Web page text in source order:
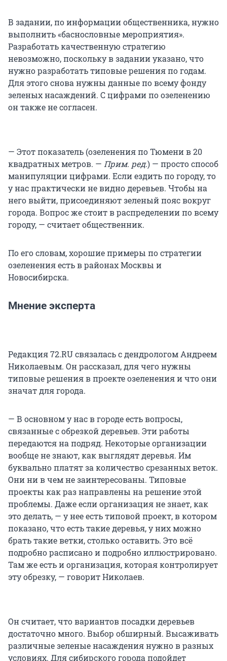
В задании, по информации общественника, нужно
выполнить «баснословные мероприятия».
Разработать качественную стратегию
невозможно, поскольку в задании указано, что
нужно разработать типовые решения по годам.
Для этого снова нужны данные по всему фонду
зеленых насаждений. С цифрами по озеленению
он также не согласен.
— Этот показатель (озеленения по Тюмени в 20
квадратных метров. — Прим. ред.) — просто способ
манипуляции цифрами. Если ездить по городу, то
у нас практически не видно деревьев. Чтобы на
него выйти, присоединяют зеленый пояс вокруг
города. Вопрос же стоит в распределении по всему
городу, — считает общественник.
По его словам, хорошие примеры по стратегии
озеленения есть в районах Москвы и
Новосибирска.
Мнение эксперта
Редакция 72.RU связалась с дендрологом Андреем
Николаевым. Он рассказал, для чего нужны
типовые решения в проекте озеленения и что они
значат для города.
— В основном у нас в городе есть вопросы,
связанные с обрезкой деревьев. Эти работы
передаются на подряд. Некоторые организации
вообще не знают, как выглядят деревья. Им
буквально платят за количество срезанных веток.
Они ни в чем не заинтересованы. Типовые
проекты как раз направлены на решение этой
проблемы. Даже если организация не знает, как
это делать, — у нее есть типовой проект, в котором
показано, что есть такие деревья, у них можно
брать такие ветки, столько оставить. Это всё
подробно расписано и подробно иллюстрировано.
Там же есть и организация, которая контролирует
эту обрезку, — говорит Николаев.
Он считает, что вариантов посадки деревьев
достаточно много. Выбор обширный. Высаживать
различные зеленые насаждения нужно в разных
условиях. Для сибирского города подойдет